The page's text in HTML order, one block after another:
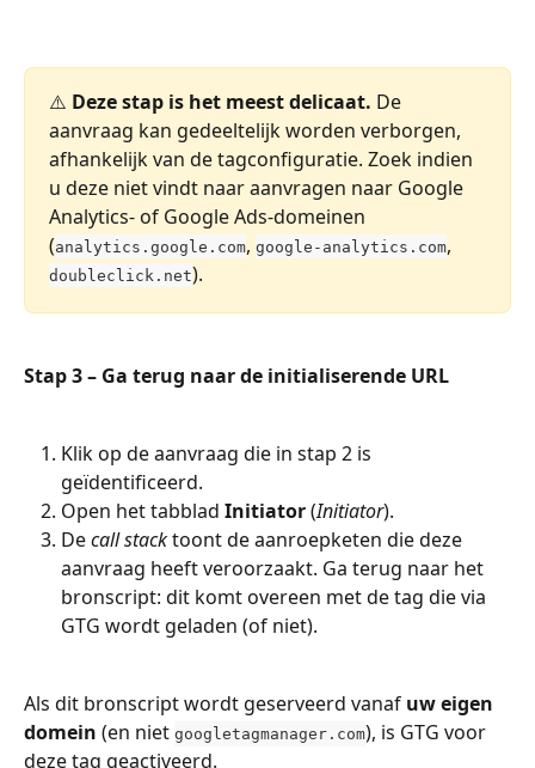
⚠️ Deze stap is het meest delicaat. De
aanvraag kan gedeeltelijk worden verborgen,
afhankelijk van de tagconfiguratie. Zoek indien
u deze niet vindt naar aanvragen naar Google
Analytics- of Google Ads-domeinen
(analytics.google.com, google-analytics.com,
doubleclick.net).
Stap 3 – Ga terug naar de initialiserende URL
Klik op de aanvraag die in stap 2 is
geïdentificeerd.
Open het tabblad Initiator (Initiator).
De call stack toont de aanroepketen die deze
aanvraag heeft veroorzaakt. Ga terug naar het
bronscript: dit komt overeen met de tag die via
GTG wordt geladen (of niet).
Als dit bronscript wordt geserveerd vanaf uw eigen
domein (en niet googletagmanager.com), is GTG voor
deze tag geactiveerd.